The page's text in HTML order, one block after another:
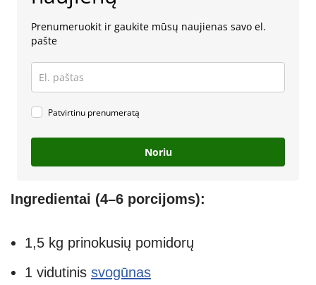
Prenumeruokit ir gaukite mūsų naujienas savo el.
pašte
Patvirtinu prenumeratą
Noriu
Ingredientai (4–6 porcijoms):
1,5 kg prinokusių pomidorų
1 vidutinis svogūnas